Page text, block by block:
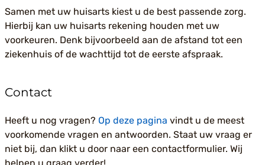
Samen met uw huisarts kiest u de best passende zorg.
Hierbij kan uw huisarts rekening houden met uw
voorkeuren. Denk bijvoorbeeld aan de afstand tot een
ziekenhuis of de wachttijd tot de eerste afspraak.
Contact
Heeft u nog vragen? Op deze pagina vindt u de meest
voorkomende vragen en antwoorden. Staat uw vraag er
niet bij, dan klikt u door naar een contactformulier. Wij